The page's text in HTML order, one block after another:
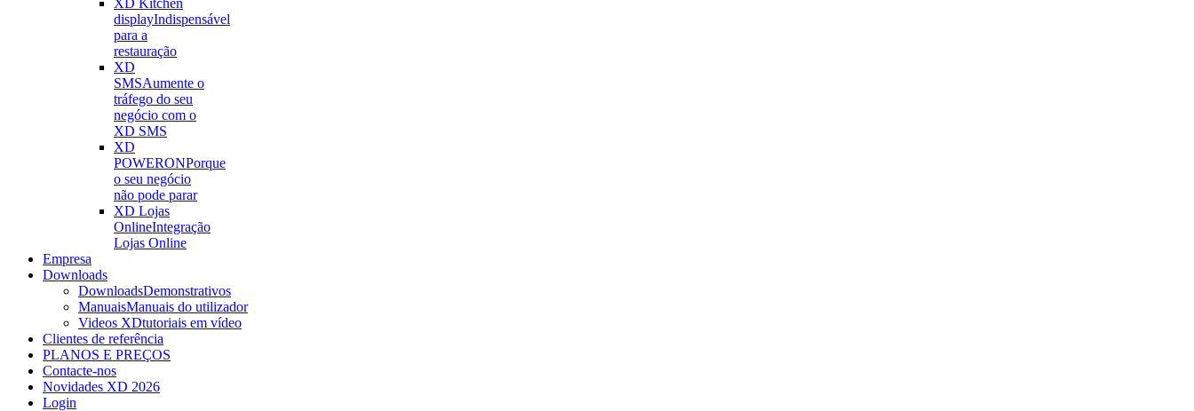
XD Kitchen
displayIndispensável
para a
restauração
XD
SMSAumente o
tráfego do seu
negócio com o
XD SMS
XD
POWERONPorque
o seu negócio
não pode parar
XD Lojas
OnlineIntegração
Lojas Online
Empresa
Downloads
DownloadsDemonstrativos
ManuaisManuais do utilizador
Videos XDtutoriais em vídeo
Clientes de referência
PLANOS E PREÇOS
Contacte-nos
Novidades XD 2026
Login